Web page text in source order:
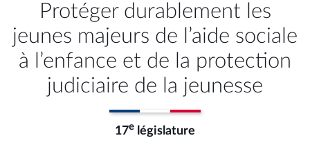
Protéger durablement les
jeunes majeurs de l’aide sociale
à l’enfance et de la protection
judiciaire de la jeunesse
17e législature